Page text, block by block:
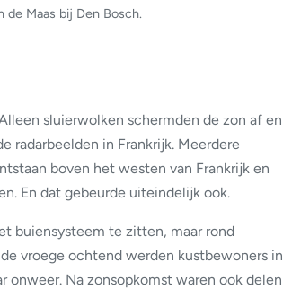
de Maas bij Den Bosch.
sluierwolken schermden de zon af en
radarbeelden in Frankrijk. Meerdere
boven het westen van Frankrijk en
En dat gebeurde uiteindelijk ook.
buiensysteem te zitten, maar rond
vroege ochtend werden kustbewoners in
onweer. Na zonsopkomst waren ook delen